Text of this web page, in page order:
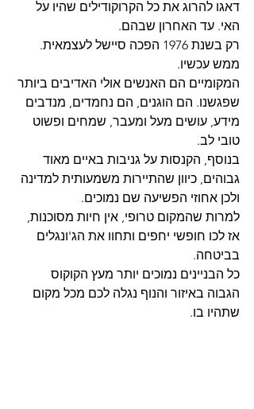
דאגו להרוג את כל הקרוקודילים שהיו על
האי. עד האחרון שבהם.
רק בשנת 1976 הפכה סיישל לעצמאית.
ממש עכשיו.
המקומיים הם האנשים אולי האדיבים ביותר
שפגשנו. הם הוגנים, הם נחמדים, מנדבים
מידע, עושים מעל ומעבר, שמחים ופשוט
טובי לב.
בנוסף, הקנסות על גניבות באיים מאוד
גבוהים, כיוון שהתיירות משמעותית למדינה
ולכן אחוזי הפשיעה שם נמוכים.
למרות שהמקום טרופי, אין חיות מסוכנות,
אז לכו חופשי יחפים ותחוו את הג'ונגלים
בביטחה.
כל הבניינים נמוכים יותר מעץ הקוקוס
הגבוה באיזור והנוף נגלה לכם מכל מקום
שתהיו בו.